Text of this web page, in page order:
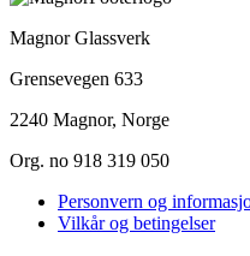
Magnor Glassverk
Grensevegen 633
2240 Magnor, Norge
Org. no 918 319 050
Personvern og
Vilkår og betingelser